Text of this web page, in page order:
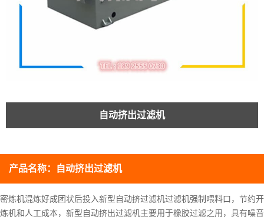
自动挤出过滤机
产品名称： 自动挤出过滤机
密炼机混炼好成团状后投入新型自动挤过滤机过滤机强制喂料口，节约开
炼机和人工成本，新型自动挤出过滤机主要用于橡胶过滤之用，具有噪音